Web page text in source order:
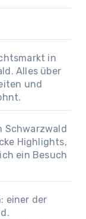
in
Alles über
und
Schwarzwald
Highlights,
ein Besuch
einer der